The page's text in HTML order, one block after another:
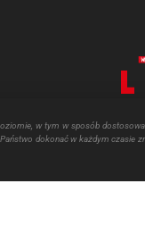
w tym w sposób
dokonać w każdym czasie